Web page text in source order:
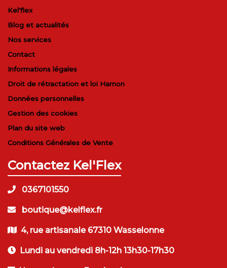
Kel'flex
Blog et actualités
Nos services
Contact
Informations légales
Droit de rétractation et loi Hamon
Données personnelles
Gestion des cookies
Plan du site web
Conditions Générales de Vente
Contactez Kel'Flex
0367101550
boutique@kelflex.fr
4, rue artisanale 67310 Wasselonne
Lundi au vendredi 8h-12h 13h30-17h30